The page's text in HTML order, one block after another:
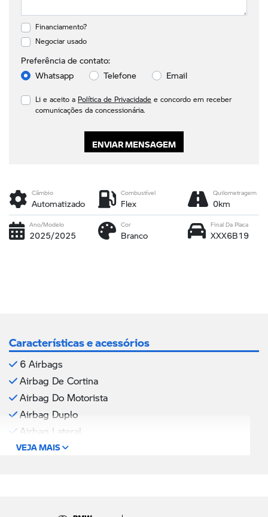
Financiamento?
Negociar usado
Preferência de contato:
Whatsapp
Telefone Email
Li e aceito a Política de Privacidade e concordo em receber
comunicações da concessionária.
ENVIAR MENSAGEM
Câmbio
Automatizado
Combustível
Flex
Quilometragem
0km
Ano/Modelo
2025/2025
Cor
Branco
Final Da Placa
XXX6B19
Características e acessórios
6 Airbags
Airbag De Cortina
Airbag Do Motorista
Airbag Duplo
Airbag Lateral
VEJA MAIS